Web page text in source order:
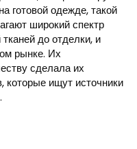
готовой одежде, такой
широкий спектр
до отделки, и
рынке. Их
сделала их
ищут источники